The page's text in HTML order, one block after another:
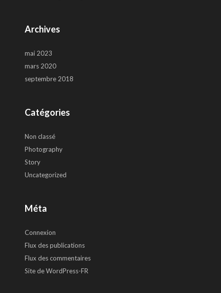
Archives
mai 2023
mars 2020
septembre 2018
Catégories
Non classé
Photography
Story
Uncategorized
Méta
Connexion
Flux des publications
Flux des commentaires
Site de WordPress-FR